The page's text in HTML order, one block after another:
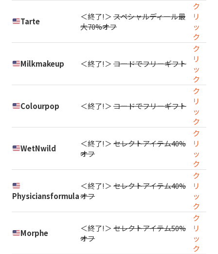
Tarte ＜終了!＞スペシャルディール最
大70%オフ
ク
リ
ッ
ク
Milkmakeup ＜終了!＞コードでフリーギフト
ク
リ
ッ
ク
Colourpop ＜終了!＞コードでフリーギフト
ク
リ
ッ
ク
WetNwild ＜終了!＞セレクトアイテム40%
オフ
ク
リ
ッ
ク
Physiciansformula
＜終了!＞セレクトアイテム40%
オフ
ク
リ
ッ
ク
Morphe ＜終了!＞セレクトアイテム50%
オフ
ク
リ
ッ
ク